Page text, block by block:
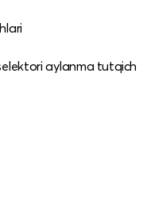
aylanma tutqich